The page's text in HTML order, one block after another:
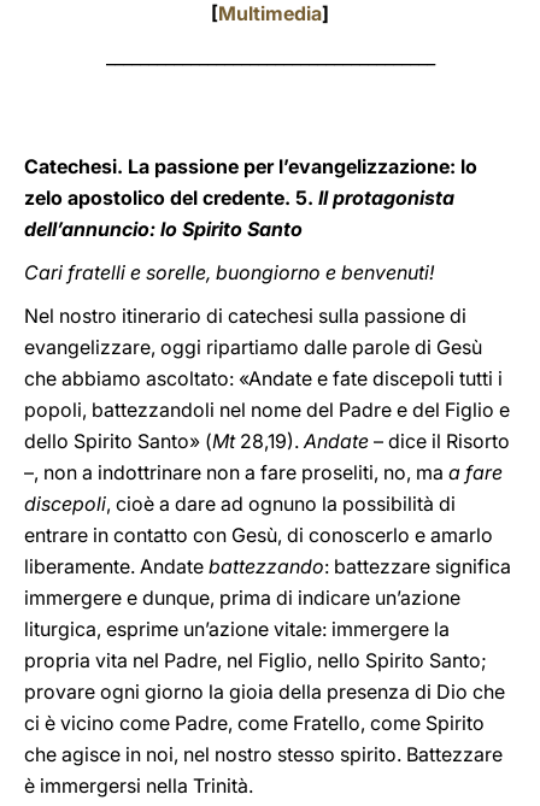
[Multimedia]
Catechesi. La passione per l’evangelizzazione: lo
zelo apostolico del credente. 5. Il protagonista
dell’annuncio: lo Spirito Santo
Cari fratelli e sorelle, buongiorno e benvenuti!
Nel nostro itinerario di catechesi sulla passione di
evangelizzare, oggi ripartiamo dalle parole di Gesù
che abbiamo ascoltato: «Andate e fate discepoli tutti i
popoli, battezzandoli nel nome del Padre e del Figlio e
dello Spirito Santo» (Mt28,19).Andate – dice il Risorto
–, non a indottrinare non a fare proseliti, no, ma a fare
discepoli, cioè a dare ad ognuno la possibilità di
entrare in contatto con Gesù, di conoscerlo e amarlo
liberamente. Andate battezzando: battezzare significa
immergere e dunque, prima di indicare un’azione
liturgica, esprime un’azione vitale: immergere la
propria vita nel Padre, nel Figlio, nello Spirito Santo;
provare ogni giorno la gioia della presenza di Dio che
ci è vicino come Padre, come Fratello, come Spirito
che agisce in noi, nel nostro stesso spirito. Battezzare
è immergersi nella Trinità.